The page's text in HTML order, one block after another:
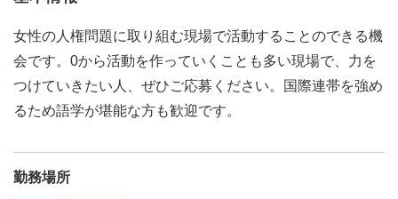
女性の人権問題に取り組む現場で活動することのできる機
会です。0から活動を作っていくことも多い現場で、力を
つけていきたい人、ぜひご応募ください。国際連帯を強め
るため語学が堪能な方も歓迎です。
勤務場所